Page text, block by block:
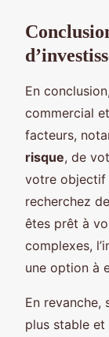
En
commercial
facteurs,
risque, de
votre objectif
recherchez
êtes prêt à
complexes,
une option à
En revanche,
plus stable et